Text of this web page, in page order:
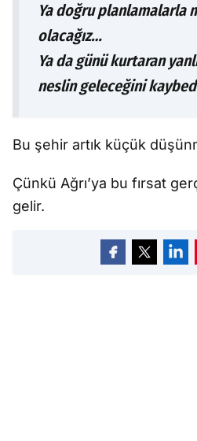
Ya doğru planlamalarla
olacağız…
Ya da günü kurtaran
neslin geleceğini
Bu şehir artık küçük
Çünkü Ağrı’ya bu fırsat
gelir.